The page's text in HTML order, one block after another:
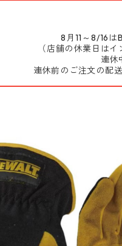
8月11～8/16は
（店舗の休業日は
連休
連休前のご注文の配